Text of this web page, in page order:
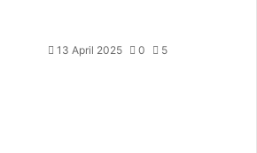
13 April 2025 0 5